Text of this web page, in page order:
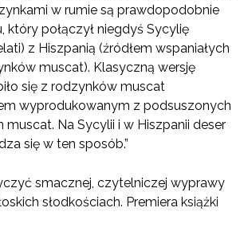
w rumie są prawdopodobnie
który połączył niegdyś Sycylię
z Hiszpanią (źródłem wspaniałych
muscat). Klasyczną wersję
się z rodzynków muscat
wyprodukowanym z podsuszonych
muscat. Na Sycylii i w Hiszpanii deser
się w ten sposób.”
smacznej, czytelniczej wyprawy
słodkościach. Premiera książki